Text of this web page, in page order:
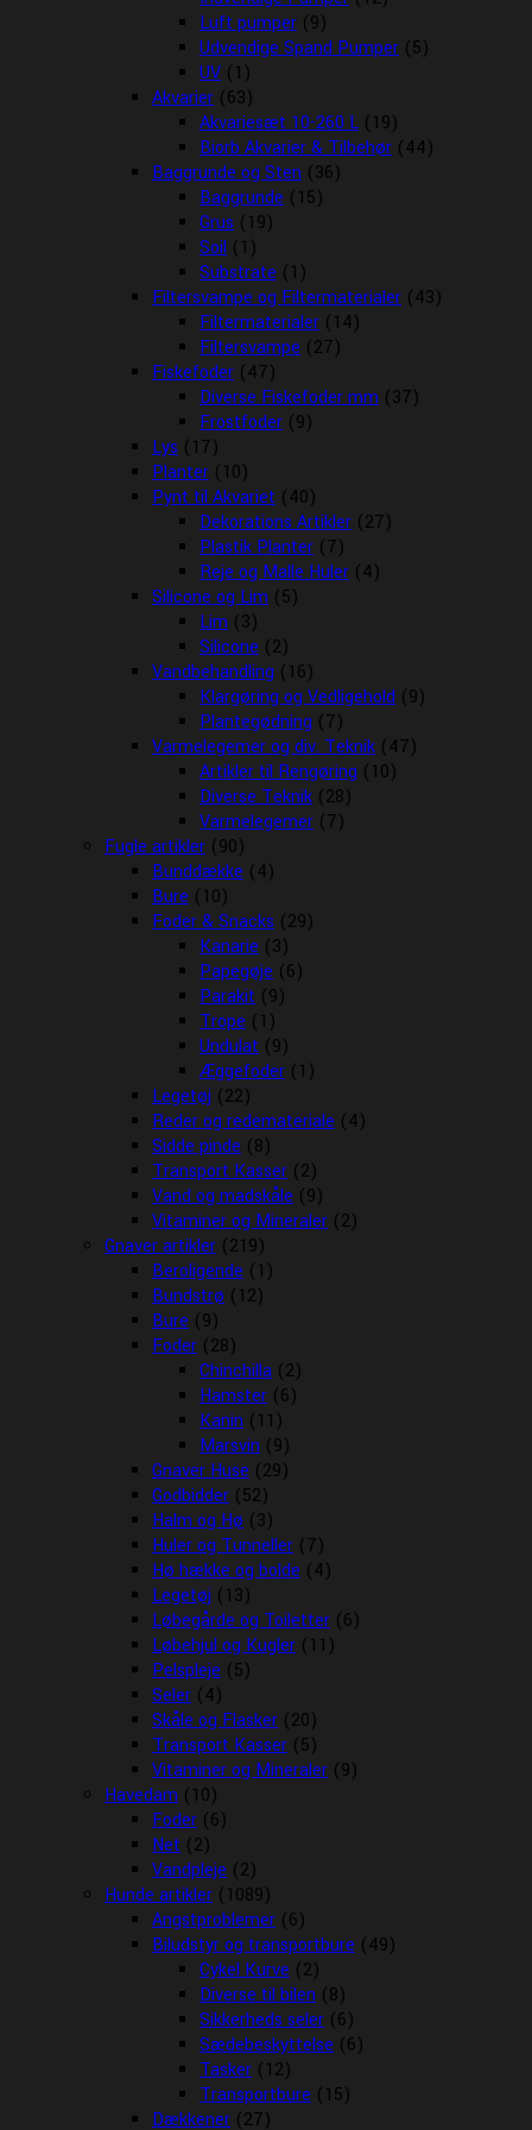
Luft pumper (9)
Udvendige Spand Pumper (5)
UV (1)
Akvarier (63)
Akvariesæt 10-260 L (19)
Biorb Akvarier & Tilbehør (44)
Baggrunde og Sten (36)
Baggrunde (15)
Grus (19)
Soil (1)
Substrate (1)
Filtersvampe og Filtermaterialer (43)
Filtermaterialer (14)
Filtersvampe (27)
Fiskefoder (47)
Diverse Fiskefoder mm (37)
Frostfoder (9)
Lys (17)
Planter (10)
Pynt til Akvariet (40)
Dekorations Artikler (27)
Plastik Planter (7)
Reje og Malle Huler (4)
Silicone og Lim (5)
Lim (3)
Silicone (2)
Vandbehandling (16)
Klargøring og Vedligehold (9)
Plantegødning (7)
Varmelegemer og div. Teknik (47)
Artikler til Rengøring (10)
Diverse Teknik (28)
Varmelegemer (7)
Fugle artikler (90)
Bunddække (4)
Bure (10)
Foder & Snacks (29)
Kanarie (3)
Papegøje (6)
Parakit (9)
Trope (1)
Undulat (9)
Æggefoder (1)
Legetøj (22)
Reder og redemateriale (4)
Sidde pinde (8)
Transport Kasser (2)
Vand og madskåle (9)
Vitaminer og Mineraler (2)
Gnaver artikler (219)
Beroligende (1)
Bundstrø (12)
Bure (9)
Foder (28)
Chinchilla (2)
Hamster (6)
Kanin (11)
Marsvin (9)
Gnaver Huse (29)
Godbidder (52)
Halm og Hø (3)
Huler og Tunneller (7)
Hø hække og bolde (4)
Legetøj (13)
Løbegårde og Toiletter (6)
Løbehjul og Kugler (11)
Pelspleje (5)
Seler (4)
Skåle og Flasker (20)
Transport Kasser (5)
Vitaminer og Mineraler (9)
Havedam (10)
Foder (6)
Net (2)
Vandpleje (2)
Hunde artikler (1089)
Angstproblemer (6)
Biludstyr og transportbure (49)
Cykel Kurve (2)
Diverse til bilen (8)
Sikkerheds seler (6)
Sædebeskyttelse (6)
Tasker (12)
Transportbure (15)
Dækkener (27)